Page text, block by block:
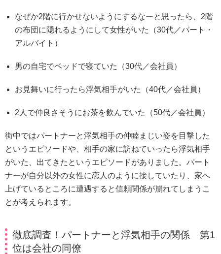
なぜか2階に行かせないようにするなーと思ったら、2階
の布団に隠れるようにして女性がいた（30代／パート・
アルバイト）
男の自宅でベッドで寝ていた（30代／会社員）
お見舞いに行ったら浮気相手がいた（40代／会社員）
2人で仲良さそうにお茶を飲んでいた（50代／会社員）
街中ではパートナーと浮気相手の仲睦まじい姿を目撃した
というエピソードや、相手の家に訪ねていったら浮気相手
がいた、出てきたというエピソードがありました。パート
ナーが自分以外の女性に恋人のように接していたり、家へ
上げているところに遭遇すると信頼関係が崩れてしまうこ
とが考えられます。
徹底調査！パートナーと浮気相手の関係 第1
位は会社の同僚